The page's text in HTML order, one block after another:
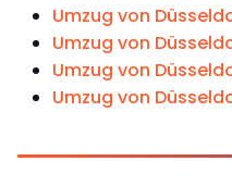
Umzug von
Umzug von
Umzug von
Umzug von